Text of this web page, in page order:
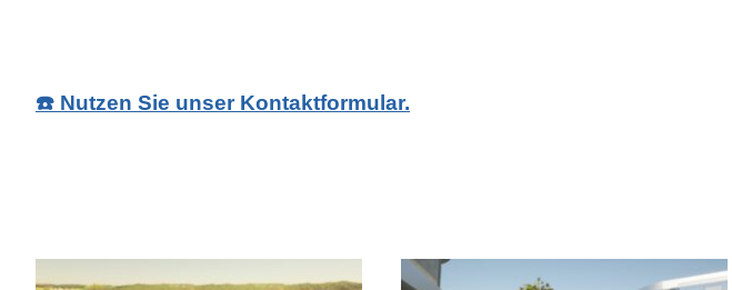
☎️ Nutzen Sie unser Kontaktformular.